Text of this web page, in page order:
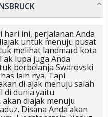
hari ini, perjalanan Anda
untuk menuju pusat
melihat landmard kota
lupa juga Anda
berbelanja Swarovski
lain nya. Tapi
di ajak menuju salah
di dunia yaitu
akan diajak menuju
Disana Anda akan